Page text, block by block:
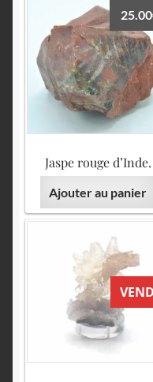
Jaspe rouge d’Inde.
25.00
Ajouter au panier